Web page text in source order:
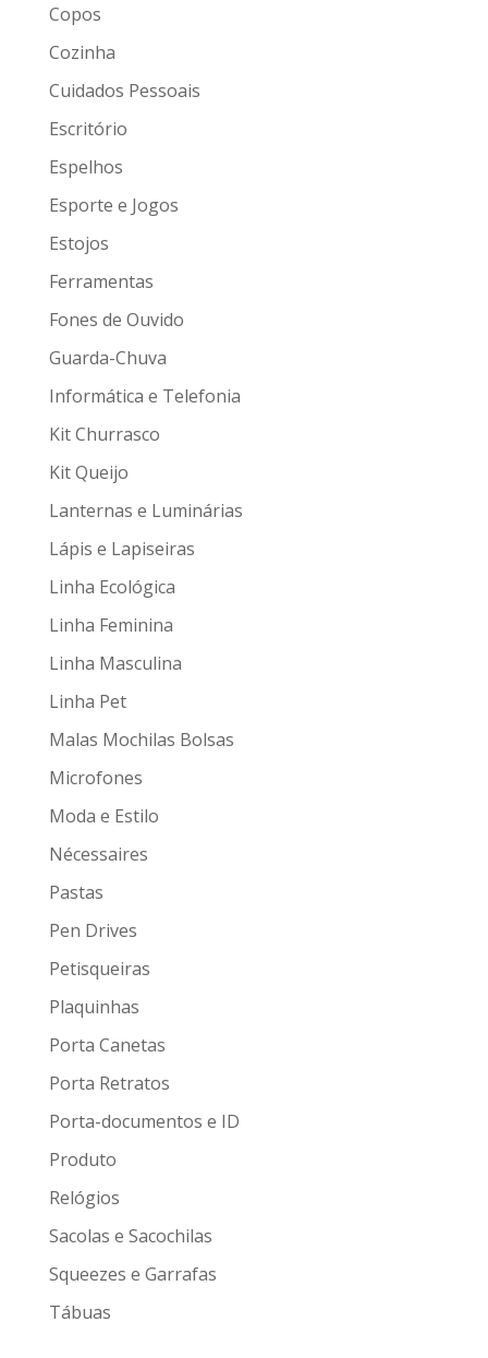
Copos
Cozinha
Cuidados Pessoais
Escritório
Espelhos
Esporte e Jogos
Estojos
Ferramentas
Fones de Ouvido
Guarda-Chuva
Informática e Telefonia
Kit Churrasco
Kit Queijo
Lanternas e Luminárias
Lápis e Lapiseiras
Linha Ecológica
Linha Feminina
Linha Masculina
Linha Pet
Malas Mochilas Bolsas
Microfones
Moda e Estilo
Nécessaires
Pastas
Pen Drives
Petisqueiras
Plaquinhas
Porta Canetas
Porta Retratos
Porta-documentos e ID
Produto
Relógios
Sacolas e Sacochilas
Squeezes e Garrafas
Tábuas